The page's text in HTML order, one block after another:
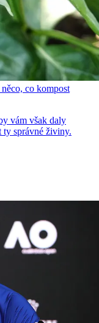
co kompost
vám však daly
ty správné živiny.